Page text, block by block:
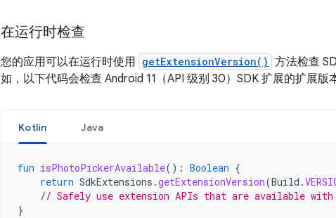
在运行时检查
您的应用可以在运行时使用 getExtensionVersion() 方法检查
如，以下代码会检查 Android 11（API 级别 30）SDK 扩展的扩展版
Kotlin Java
fun isPhotoPickerAvailable(): Boolean {
return SdkExtensions .getExtensionVersion(Build .
// Safely use extension APIs that are available
}